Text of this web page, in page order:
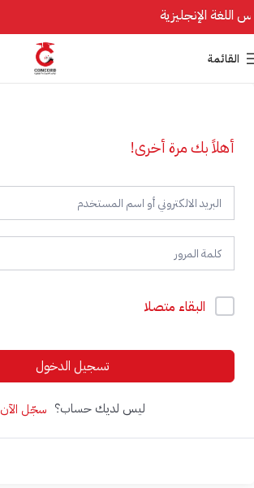
القائمة
أهلاً بك مرة أخرى!
البقاء متصلا
تسجيل الدخول
ليس لديك حساب؟ سجّل الآن